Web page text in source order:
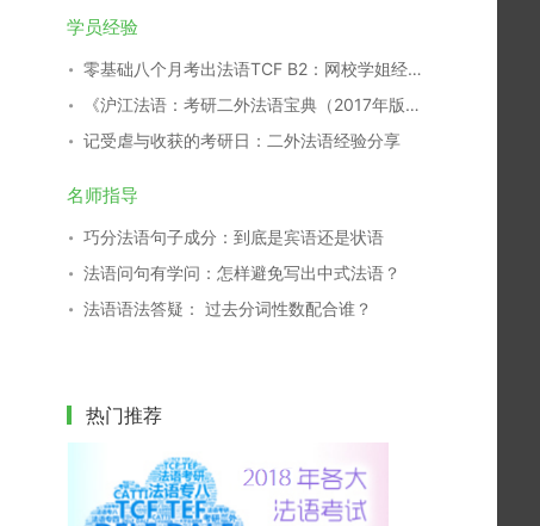
学员经验
零基础八个月考出法语TCF B2：网校学姐经验分享
《沪江法语：考研二外法语宝典（2017年版）》开放下载！
记受虐与收获的考研日：二外法语经验分享
名师指导
巧分法语句子成分：到底是宾语还是状语
法语问句有学问：怎样避免写出中式法语？
法语语法答疑： 过去分词性数配合谁？
热门推荐